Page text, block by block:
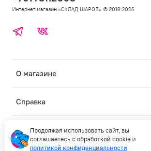
О магазине
Справка
Личные данные
Telegram
Интернет-магазин «СКЛАД ШАРОВ» © 2018-2026
Продолжая использовать сайт, вы
соглашаетесь с обработкой cookie и
политикой конфиденциальности